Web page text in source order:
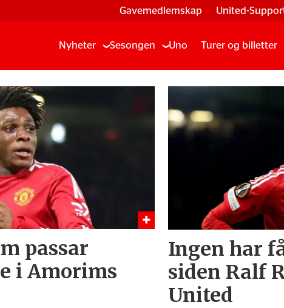
Gavemedlemskap United-
Nyheter Sesongen Uno Turer og billetter
passar
i Amorims
Ingen har
siden Ralf
United